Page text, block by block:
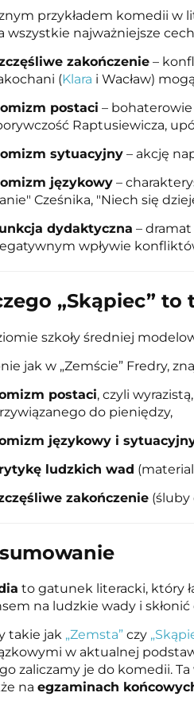
przykładem komedii w
wszystkie najważniejsze
zakończenie–
(Klara i Wacław)
postaci –
Raptusiewicza,
sytuacyjny– akcję
językowy–
Cześnika, "Niech się
dydaktyczna –dramat
wpływie
„Skąpiec” to
szkoły średniej
jak w „Zemście” Fredry,
postaci, czyli
do pieniędzy,
językowy i
ludzkich wad
zakończenie(śluby
to gatunek literacki, który
na ludzkie wady i
takie jak „Zemsta”czy
w aktualnej
zaliczamy je do komedii.
na egzaminach